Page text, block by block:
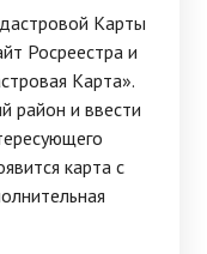
Карты
Росреестра и
Карта».
район и ввести
карта с